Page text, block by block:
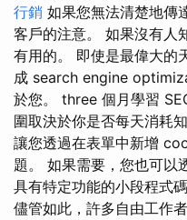
行銷 如果您無法清楚地傳
客戶的注意。 如果沒有人
有用的。 即使是最偉大的
成 search engine
於您。 three 個月學習
圍取決於你是否每天消耗
讓您透過在表單中新增
題。 如果需要，您也可以
具有特定功能的小段程式
儘管如此，許多自由工作